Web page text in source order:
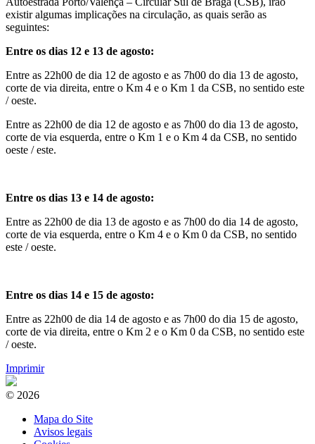
existir algumas implicações na circulação, as quais serão as
seguintes:
Entre os dias 12 e 13 de agosto:
Entre as 22h00 de dia 12 de agosto e as 7h00 do dia 13 de agosto,
corte de via direita, entre o Km 4 e o Km 1 da CSB, no sentido este
/ oeste.
Entre as 22h00 de dia 12 de agosto e as 7h00 do dia 13 de agosto,
corte de via esquerda, entre o Km 1 e o Km 4 da CSB, no sentido
oeste / este.
Entre os dias 13 e 14 de agosto:
Entre as 22h00 de dia 13 de agosto e as 7h00 do dia 14 de agosto,
corte de via esquerda, entre o Km 4 e o Km 0 da CSB, no sentido
este / oeste.
Entre os dias 14 e 15 de agosto:
Entre as 22h00 de dia 14 de agosto e as 7h00 do dia 15 de agosto,
corte de via direita, entre o Km 2 e o Km 0 da CSB, no sentido este
/ oeste.
Imprimir
© 2026
Mapa do Site
Avisos legais